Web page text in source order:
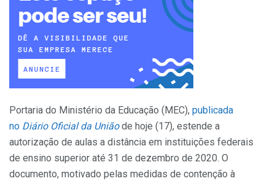
Portaria do Ministério da Educação (MEC), publicada
no Diário Oficial da Uniãode hoje (17), estende a
autorização de aulas a distância em instituições federais
de ensino superior até 31 de dezembro de 2020. O
documento, motivado pelas medidas de contenção à